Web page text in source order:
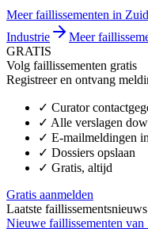
Meer faillissementen in
Industrie
Meer
GRATIS
Volg faillissementen gratis
Registreer en ontvang
✓ Curator
✓ Alle verslagen
✓ E-mailmeldingen
✓ Dossiers opslaan
✓ Gratis, altijd
Gratis aanmelden
Laatste faillissementsnieuws
Nieuwe faillissementen van